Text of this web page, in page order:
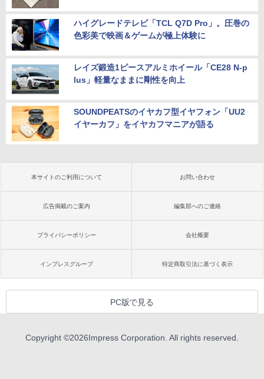
ハイグレードテレビ「TCL Q7D Pro」。圧巻の
色彩美で映画＆ゲームが極上体験に
レイズ鍛造1ピースアルミホイール「CE28 N-p
lus」軽量なままに剛性を向上
SOUNDPEATSのイヤカフ型イヤフォン「UU2
イヤーカフ」をイヤカフマニアが語る
本サイトのご利用について お問い合わせ
広告掲載のご案内 編集部へのご連絡
プライバシーポリシー 会社概要
インプレスグループ 特定商取引法に基づく表示
PC版で見る
Copyright ©2026Impress Corporation. All rights reserved.